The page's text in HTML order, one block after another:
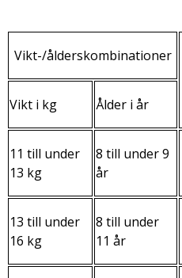
Vikt-/ålderskombinationer
Vikt i kg
Ålder i år
11 till under
13 kg
8 till under 9
år
13 till under
16 kg
8 till under
11 år